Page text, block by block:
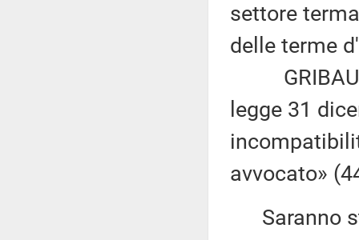
settore
delle terme
legge 31
avvocato»
Saranno